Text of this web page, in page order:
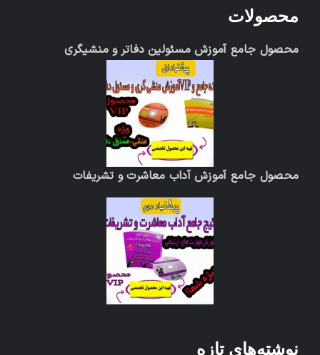
محصولات
محصول جامع آموزش مسئولین دفاتر و منشیگری
محصول جامع آموزش آداب معاشرت و تشریفات
نوشته‌های تازه